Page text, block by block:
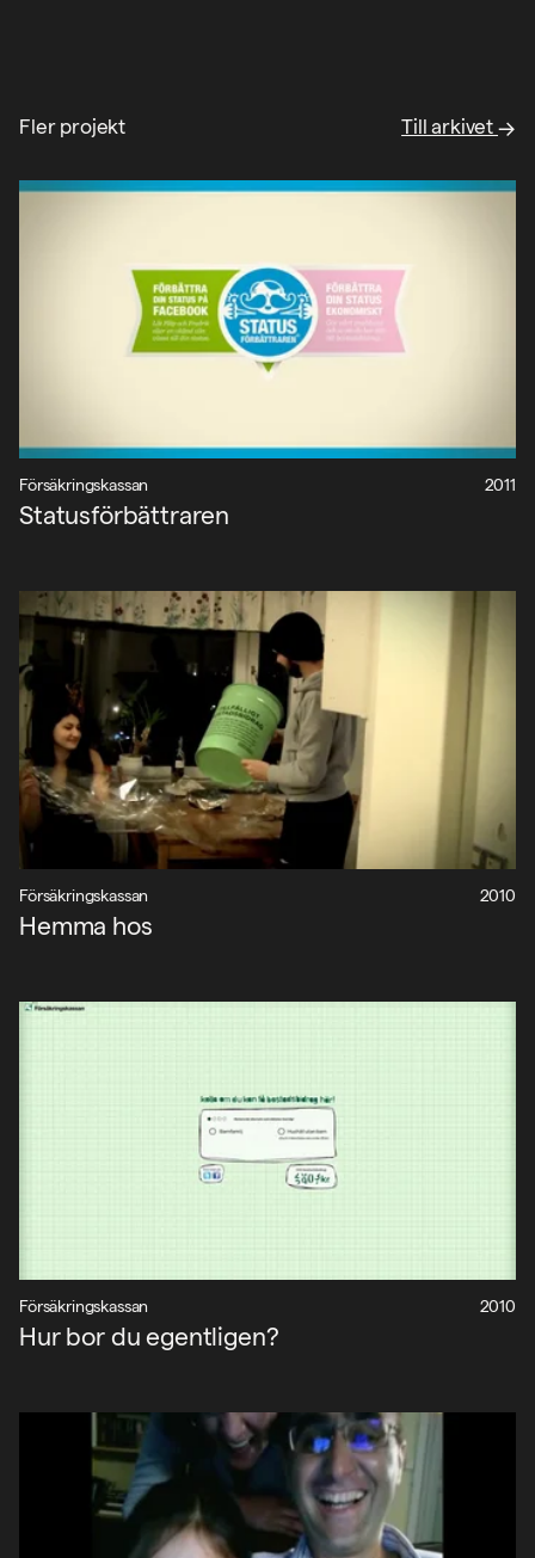
Om oss
Sök
English
Fler projekt Till arkivet
Försäkringskassan 2011
Statusförbättraren
Försäkringskassan 2010
Hemma hos
Försäkringskassan 2010
Hur bor du egentligen?